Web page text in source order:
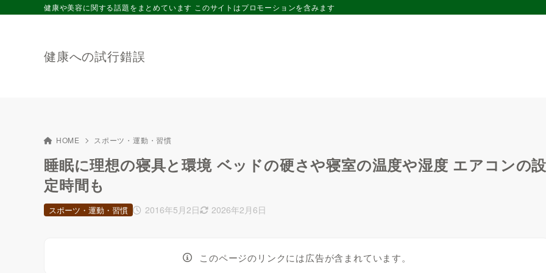
健康への試行錯誤
健康や美容に関する話題をまとめています このサイトはプロモーションを含みます
HOME スポーツ・運動・習慣
睡眠に理想の寝具と環境 ベッドの硬さや寝室の温度や湿度 エアコンの
定時間も
2016年5月2日 2026年2月6日
スポーツ・運動・習慣
このページのリンクには広告が含まれています。